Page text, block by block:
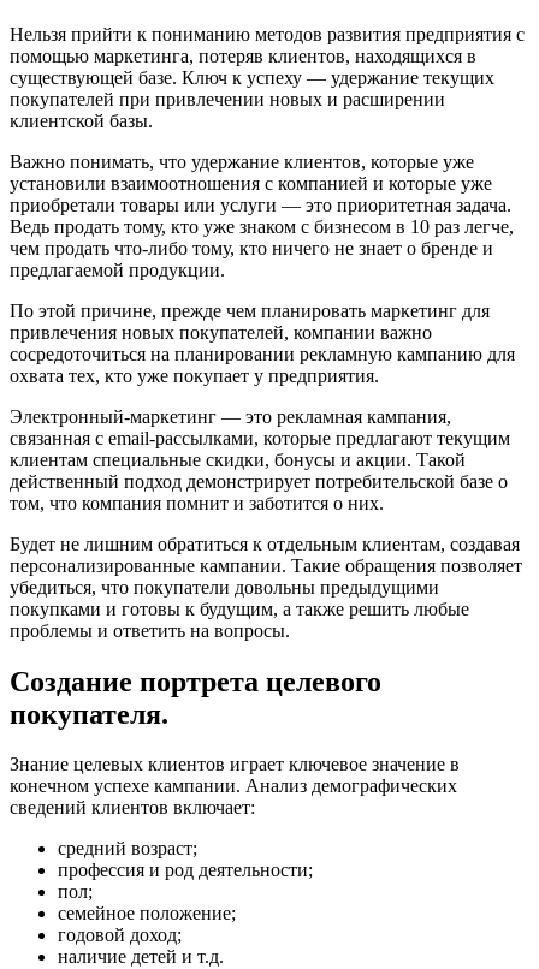
Нельзя прийти к пониманию методов развития предприятия с
помощью маркетинга, потеряв клиентов, находящихся в
существующей базе. Ключ к успеху — удержание текущих
покупателей при привлечении новых и расширении
клиентской базы.
Важно понимать, что удержание клиентов, которые уже
установили взаимоотношения с компанией и которые уже
приобретали товары или услуги — это приоритетная задача.
Ведь продать тому, кто уже знаком с бизнесом в 10 раз легче,
чем продать что-либо тому, кто ничего не знает о бренде и
предлагаемой продукции.
По этой причине, прежде чем планировать маркетинг для
привлечения новых покупателей, компании важно
сосредоточиться на планировании рекламную кампанию для
охвата тех, кто уже покупает у предприятия.
Электронный-маркетинг — это рекламная кампания,
связанная с email-рассылками, которые предлагают текущим
клиентам специальные скидки, бонусы и акции. Такой
действенный подход демонстрирует потребительской базе о
том, что компания помнит и заботится о них.
Будет не лишним обратиться к отдельным клиентам, создавая
персонализированные кампании. Такие обращения позволяет
убедиться, что покупатели довольны предыдущими
покупками и готовы к будущим, а также решить любые
проблемы и ответить на вопросы.
Создание портрета целевого
покупателя.
Знание целевых клиентов играет ключевое значение в
конечном успехе кампании. Анализ демографических
сведений клиентов включает:
средний возраст;
профессия и род деятельности;
пол;
семейное положение;
годовой доход;
наличие детей и т.д.